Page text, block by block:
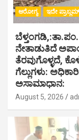
ಆರೋಗ್ಯ ಇದೇ ಪ್ರಾಬ್ಲಮ್
ನೇತಾಡುತಿದೆ
ತೆರವುಗೊಳ್ಳದೆ,
ಗೆಲ್ಲುಗಳು:
ಅಸಾಮಾಧಾನ:
August 5, 2026